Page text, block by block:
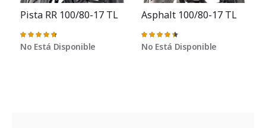
Pista RR 100/80-17 TL
Valoración:
95%
No Está Disponible
Asphalt 100/80-17 TL
Valoración:
91%
No Está Disponible